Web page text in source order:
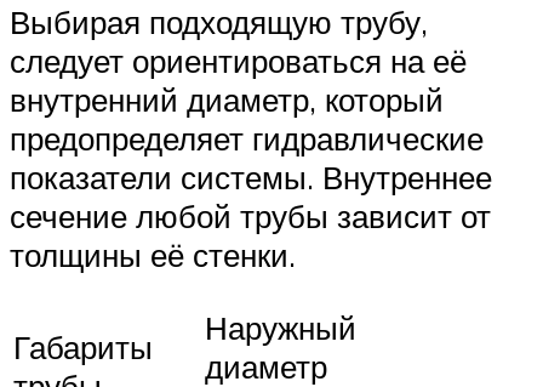
Выбирая подходящую трубу,
следует ориентироваться на её
внутренний диаметр, который
предопределяет гидравлические
показатели системы. Внутреннее
сечение любой трубы зависит от
толщины её стенки.
Габариты
Наружный
диаметр